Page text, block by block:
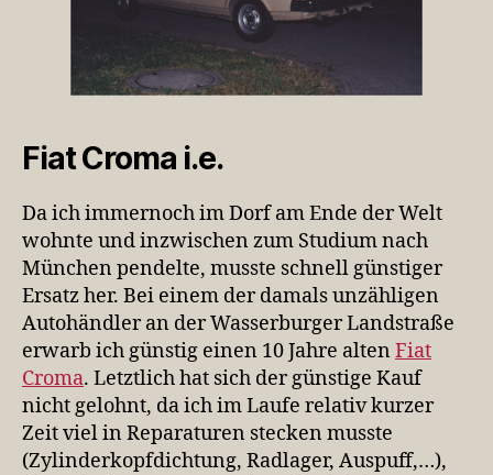
Fiat Croma i.e.
Da ich immernoch im Dorf am Ende der Welt
wohnte und inzwischen zum Studium nach
München pendelte, musste schnell günstiger
Ersatz her. Bei einem der damals unzähligen
Autohändler an der Wasserburger Landstraße
erwarb ich günstig einen 10 Jahre alten Fiat
Croma. Letztlich hat sich der günstige Kauf
nicht gelohnt, da ich im Laufe relativ kurzer
Zeit viel in Reparaturen stecken musste
(Zylinderkopfdichtung, Radlager, Auspuff,…),